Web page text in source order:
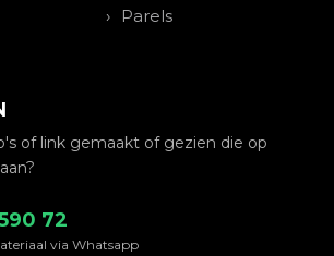
Parels
of link gemaakt of gezien die op
72
via Whatsapp